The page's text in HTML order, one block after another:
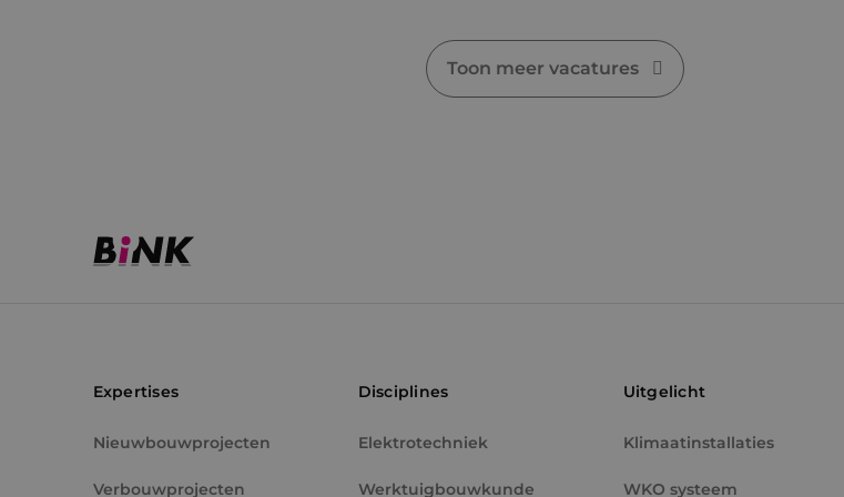
Toon meer vacatures
Expertises
Nieuwbouwprojecten
Verbouwprojecten
Disciplines
Elektrotechniek
Werktuigbouwkunde
Uitgelicht
Klimaatinstallaties
WKO systeem